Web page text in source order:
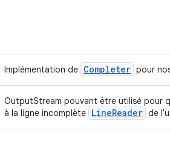
Implémentation de Completer pour
OutputStream pouvant être utilisé pour
à la ligne incomplète LineReader de